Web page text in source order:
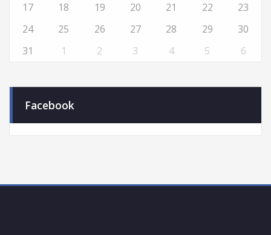
17
18 19 20 21 22
23
24
25 26 27 28 29
30
31
1 2 3 4 5 6
Facebook